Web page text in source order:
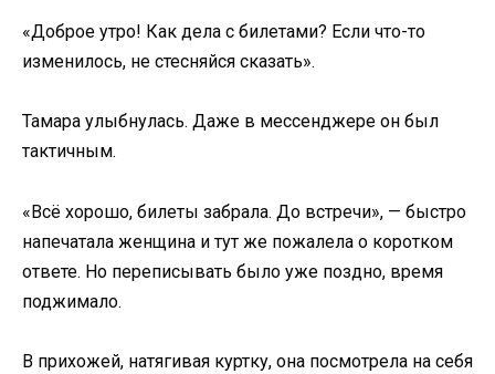
«Доброе утро! Как дела с билетами? Если что-то
изменилось, не стесняйся сказать».
Тамара улыбнулась. Даже в мессенджере он был
тактичным.
«Всё хорошо, билеты забрала. До встречи», — быстро
напечатала женщина и тут же пожалела о коротком
ответе. Но переписывать было уже поздно, время
поджимало.
В прихожей, натягивая куртку, она посмотрела на себя